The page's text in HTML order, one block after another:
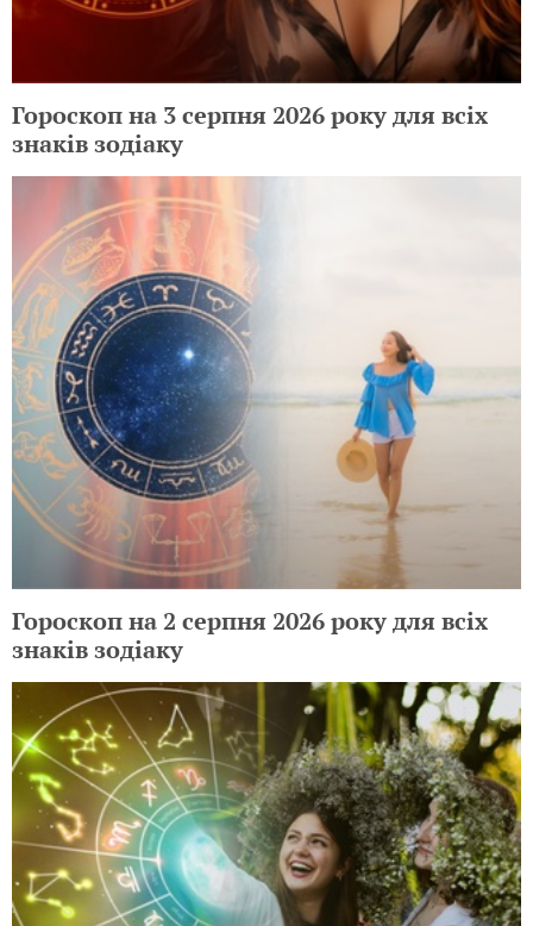
Гороскоп на 3 серпня 2026 року для всіх
знаків зодіаку
Гороскоп на 2 серпня 2026 року для всіх
знаків зодіаку